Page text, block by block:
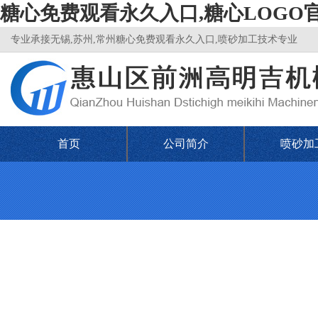
糖心免费观看永久入口,糖心LOGO
专业承接无锡,苏州,常州糖心免费观看永久入口,喷砂加工技术专业
首页 公司简介 喷砂加